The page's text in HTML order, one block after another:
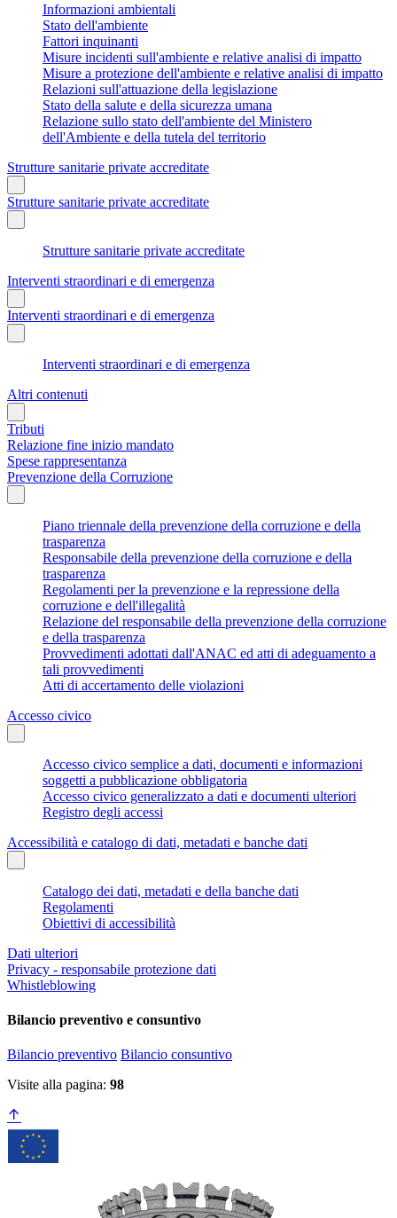
Informazioni ambientali
Stato dell'ambiente
Fattori inquinanti
Misure incidenti sull'ambiente e relative analisi di impatto
Misure a protezione dell'ambiente e relative analisi di impatto
Relazioni sull'attuazione della legislazione
Stato della salute e della sicurezza umana
Relazione sullo stato dell'ambiente del Ministero
dell'Ambiente e della tutela del territorio
Strutture sanitarie private accreditate
Strutture sanitarie private accreditate
Strutture sanitarie private accreditate
Interventi straordinari e di emergenza
Interventi straordinari e di emergenza
Interventi straordinari e di emergenza
Altri contenuti
Tributi
Relazione fine inizio mandato
Spese rappresentanza
Prevenzione della Corruzione
Piano triennale della prevenzione della corruzione e della
trasparenza
Responsabile della prevenzione della corruzione e della
trasparenza
Regolamenti per la prevenzione e la repressione della
corruzione e dell'illegalità
Relazione del responsabile della prevenzione della corruzione
e della trasparenza
Provvedimenti adottati dall'ANAC ed atti di adeguamento a
tali provvedimenti
Atti di accertamento delle violazioni
Accesso civico
Accesso civico semplice a dati, documenti e informazioni
soggetti a pubblicazione obbligatoria
Accesso civico generalizzato a dati e documenti ulteriori
Registro degli accessi
Accessibilità e catalogo di dati, metadati e banche dati
Catalogo dei dati, metadati e della banche dati
Regolamenti
Obiettivi di accessibilità
Dati ulteriori
Privacy - responsabile protezione dati
Whistleblowing
Bilancio preventivo e consuntivo
Bilancio preventivo Bilancio consuntivo
Visite alla pagina: 98